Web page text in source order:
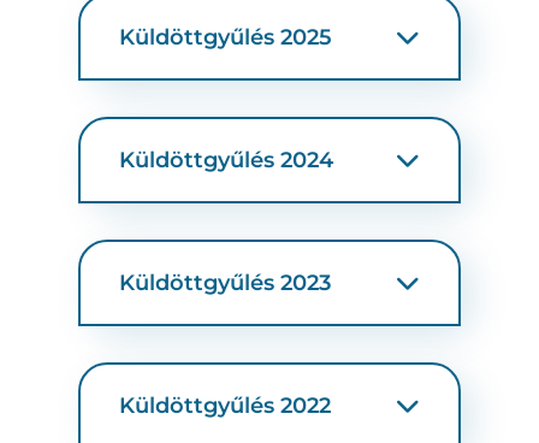
Küldöttgyűlés 2025
Küldöttgyűlés 2024
Küldöttgyűlés 2023
Küldöttgyűlés 2022